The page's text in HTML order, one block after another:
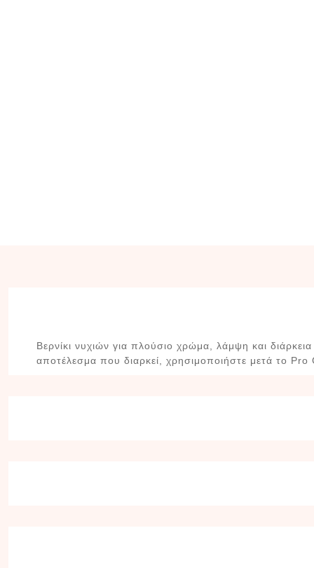
Βερνίκι νυχιών για πλούσιο χρώμα, λάμψη και
αποτέλεσμα που διαρκεί, χρησιμοποιήστε μετά το